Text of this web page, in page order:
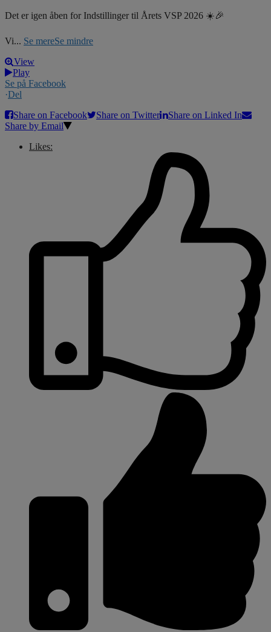
Det er igen åben for Indstillinger til Årets VSP 2026 ☀️🎉
Vi... Se mereSe mindre
View
Play
Se på Facebook
·Del
Share on Facebook
Share on Twitter
Share on Linked In
Share by Email
Likes: